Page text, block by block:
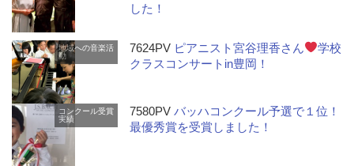
した！
地域への音楽活
動
7624PV ピアニスト宮谷理香さん
学校
クラスコンサートin豊岡！
コンクール受賞
実績
7580PVバッハコンクール予選で１位！
最優秀賞を受賞しました！